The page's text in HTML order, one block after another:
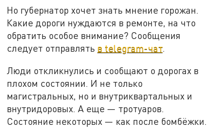
Но губернатор хочет знать мнение горожан.
Какие дороги нуждаются в ремонте, на что
обратить особое внимание? Сообщения
следует отправлять в telegram-чат.
Люди откликнулись и сообщают о дорогах в
плохом состоянии. И не только
магистральных, но и внутриквартальных и
внутридоровых. А еще — тротуаров.
Состояние некоторых — как после бомбёжки.